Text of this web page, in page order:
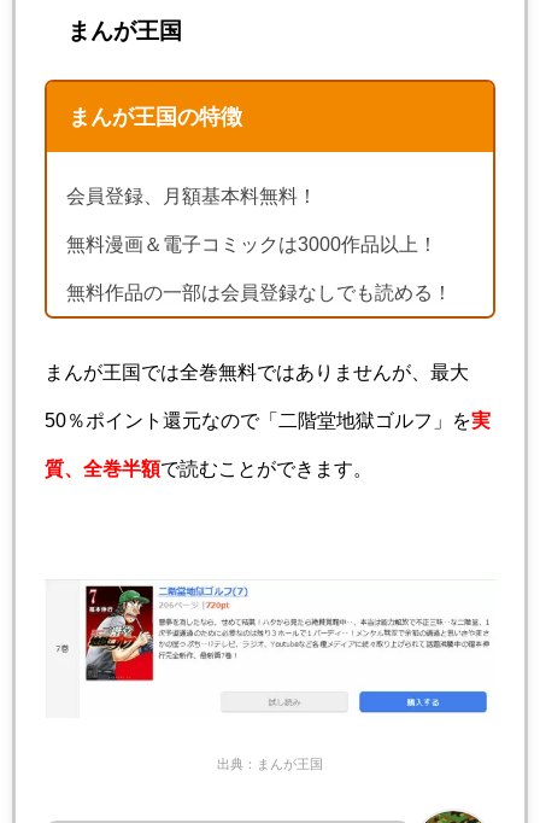
まんが王国
まんが王国の特徴
会員登録、月額基本料無料！
無料漫画＆電子コミックは3000作品以上！
無料作品の一部は会員登録なしでも読める！
まんが王国では全巻無料ではありませんが、最大
50％ポイント還元なので「二階堂地獄ゴルフ」を実
質、全巻半額で読むことができます。
出典：まんが王国